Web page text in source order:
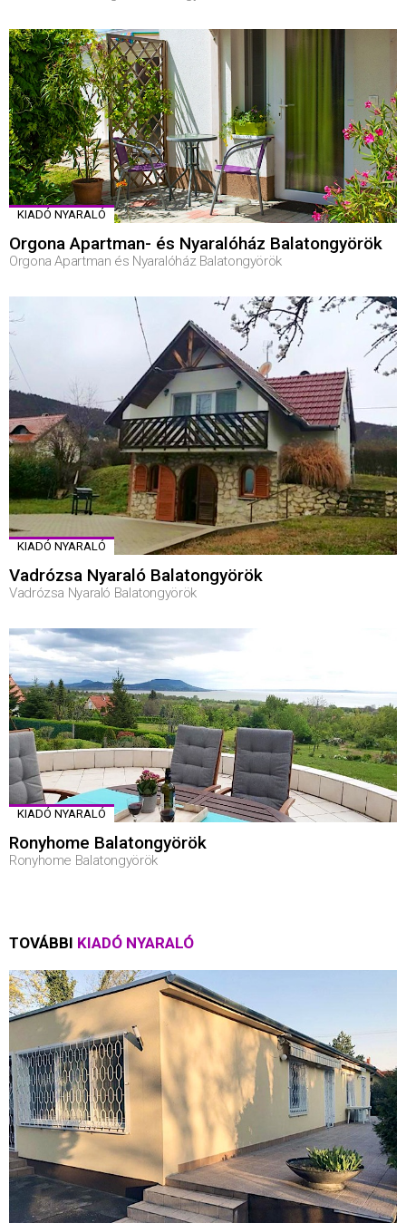
KIADÓ NYARALÓ
Orgona Apartman- és Nyaralóház Balatongyörök
Orgona Apartman és Nyaralóház Balatongyörök
KIADÓ NYARALÓ
Vadrózsa Nyaraló Balatongyörök
Vadrózsa Nyaraló Balatongyörök
KIADÓ NYARALÓ
Ronyhome Balatongyörök
Ronyhome Balatongyörök
TOVÁBBI KIADÓ NYARALÓ